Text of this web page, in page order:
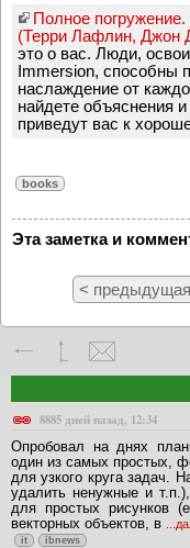
Полное
(Терри Лафлин, Джон
это о вас. Люди,
Immersion, способны
наслаждение от
найдете объяснения
приведут вас к
books
Эта заметка и
< предыдущая
8885 дней назад, 12:34
Опробовал на днях
один из самых простых,
для узкого круга задач.
удалить ненужные и
для простых рисунков
векторных объектов, в
it ibnews